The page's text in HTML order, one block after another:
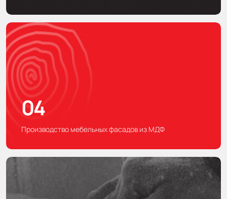
04
Производство мебельных фасадов из МДФ